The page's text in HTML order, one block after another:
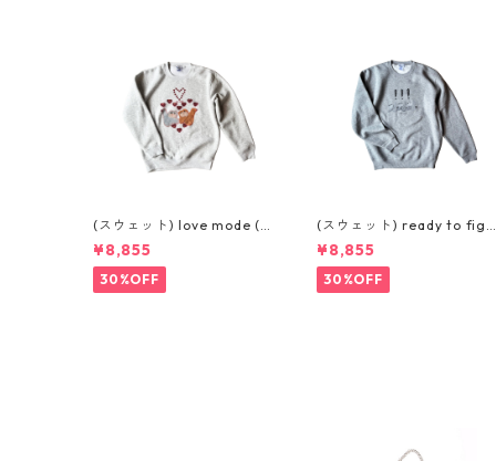
(スウェット) love mode (L.
GREY)
¥8,855
30%OFF
(スウェット) ready to figh
t (GREY)
¥8,855
30%OFF